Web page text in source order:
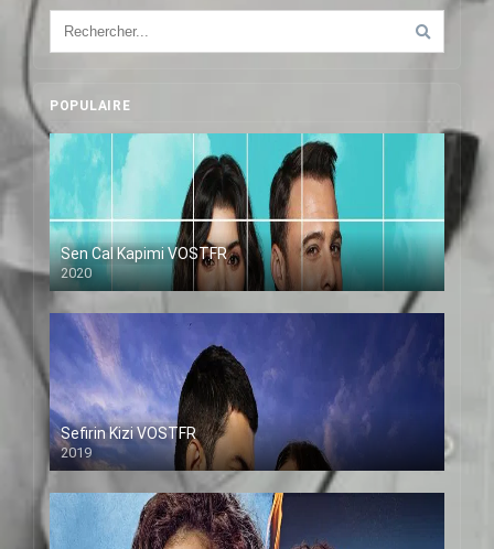
POPULAIRE
Sen Cal Kapimi VOSTFR
2020
Sefirin Kizi VOSTFR
2019